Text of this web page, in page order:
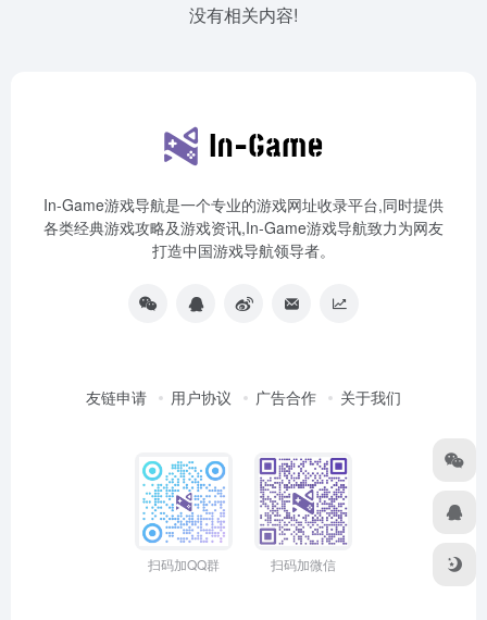
没有相关内容!
In-Game游戏导航是一个专业的游戏网址收录平台,同时提供
各类经典游戏攻略及游戏资讯,In-Game游戏导航致力为网友
打造中国游戏导航领导者。
友链申请 用户协议 广告合作 关于我们
扫码加QQ群 扫码加微信